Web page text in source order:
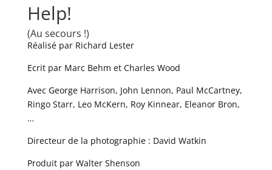
Help!
(Au secours !)
Réalisé par Richard Lester
Ecrit par Marc Behm et Charles Wood
Avec George Harrison, John Lennon, Paul McCartney,
Ringo Starr, Leo McKern, Roy Kinnear, Eleanor Bron,
…
Directeur de la photographie : David Watkin
Produit par Walter Shenson